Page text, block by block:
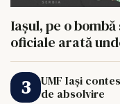
Iașul, pe o
oficiale arată
UMF Iași
de absolvire